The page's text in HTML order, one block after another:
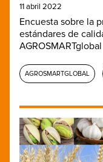
11 abril 2022
Encuesta sobre la
estándares de
AGROSMARTglobal
AGROSMARTGLOBAL